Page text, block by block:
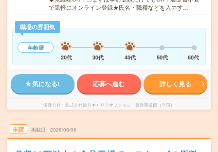
で気軽にオンライン登録★氏名・職種などを入力す…
職場の雰囲気
年齢層
20代
30代 40代 50代 60代
気になる! 応募へ進む 詳しく見る
派遣会社 株式会社綜合キャリアオプション 製造事業部（全国）
未読 掲載日 2026/08/06